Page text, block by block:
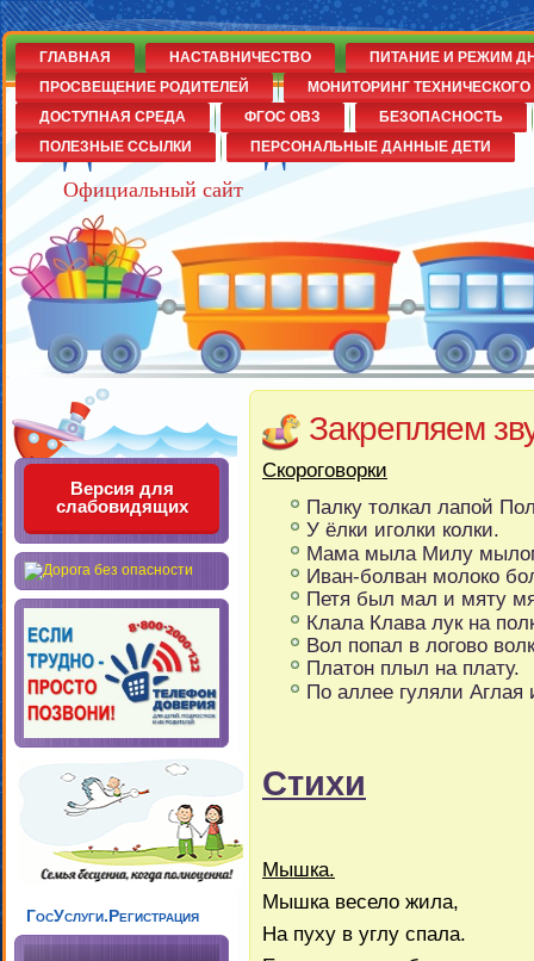
Детский сад№14
Официальный сайт
ГЛАВНАЯ НАСТАВНИЧЕСТВО
ПИТАНИЕ И РЕЖИМ
ПРОСВЕЩЕНИЕ РОДИТЕЛЕЙ
МОНИТОРИНГ
ДОСТУПНАЯ СРЕДА
ФГОС ОВЗ
БЕЗОПАСНОСТЬ
ПОЛЕЗНЫЕ ССЫЛКИ
ПЕРСОНАЛЬНЫЕ ДАННЫЕ ДЕТИ
Версия для
слабовидящих
ГосУслуги.Регистрация
Закрепляем
Скороговорки
Палку толкал лапой
У ёлки иголки колки.
Мама мыла Милу
Иван-болван молоко
Петя был мал и мяту
Клала Клава лук на
Вол попал в логово
Платон плыл на плату.
По аллее гуляли Аглая
Cтихи
Мышка.
Мышка весело жила,
На пуху в углу спала.